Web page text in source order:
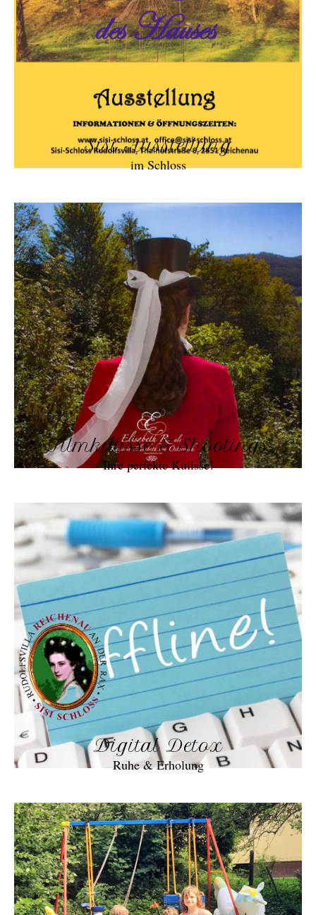
Sisi Ausstellung
im Schloss
Filmkulisse & Shootings
Ihre perfekte Kulisse!
Digital Detox
Ruhe & Erholung